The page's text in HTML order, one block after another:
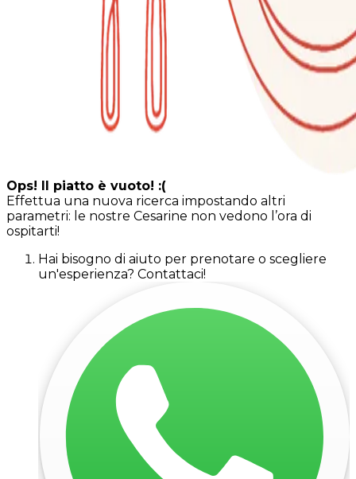
Ops! Il piatto è vuoto! :(
Effettua una nuova ricerca impostando altri
parametri: le nostre Cesarine non vedono l’ora di
ospitarti!
Hai bisogno di aiuto per prenotare o scegliere
un'esperienza? Contattaci!